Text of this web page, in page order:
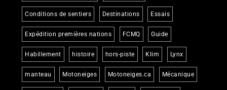
Conditions de sentiers Destinations Essais
Expédition premières nations FCMQ Guide
Habillement histoire hors-piste Klim Lynx
manteau Motoneiges Motoneiges.ca Mécanique